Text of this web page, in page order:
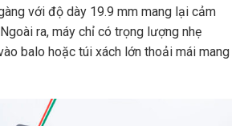
với độ dày 19.9 mm mang lại cảm
ra, máy chỉ có trọng lượng nhẹ
balo hoặc túi xách lớn thoải mái mang